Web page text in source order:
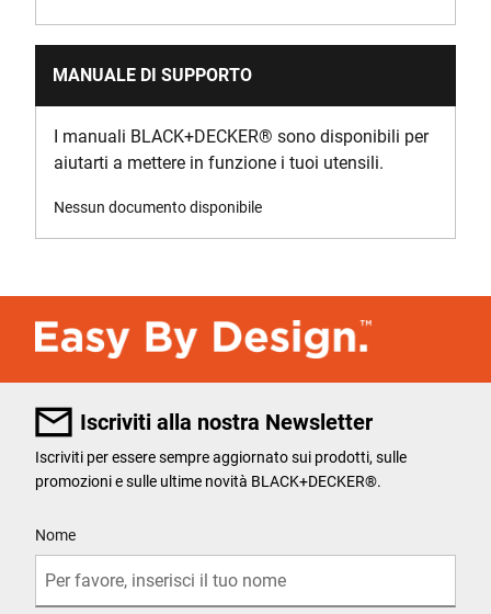
MANUALE DI SUPPORTO
I manuali BLACK+DECKER® sono disponibili per
aiutarti a mettere in funzione i tuoi utensili.
Nessun documento disponibile
Iscriviti alla nostra Newsletter
Iscriviti per essere sempre aggiornato sui prodotti, sulle
promozioni e sulle ultime novità BLACK+DECKER®.
Nome